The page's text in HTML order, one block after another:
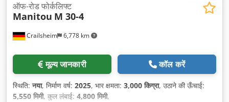
Crailsheim 6,778 km
ऑफ-रोड फोर्कलिफ्ट
Manitou M 30-4
मूल्य जानकारी कॉल करें
स्थिति:नया, निर्माण वर्ष: 2025, भार क्षमता: 3,000 किग्रा, उठाने की ऊँचाई:
5,550 मिमी, कुल लंबाई: 4,800 मिमी,